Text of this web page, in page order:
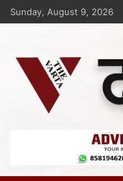
Sunday, August 9, 2026
The Varta